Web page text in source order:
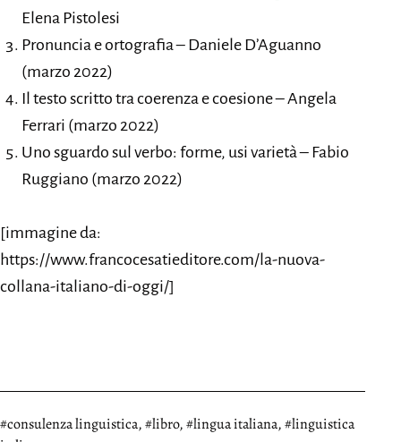
Elena Pistolesi
Pronuncia e ortografia – Daniele D’Aguanno
(marzo 2022)
Il testo scritto tra coerenza e coesione – Angela
Ferrari (marzo 2022)
Uno sguardo sul verbo: forme, usi varietà – Fabio
Ruggiano (marzo 2022)
[immagine da:
https://www.francocesatieditore.com/la-nuova-
collana-italiano-di-oggi/]
Taggato
consulenza linguistica, libro, lingua italiana, linguistica